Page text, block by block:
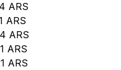
ARS
ARS
ARS
ARS
ARS